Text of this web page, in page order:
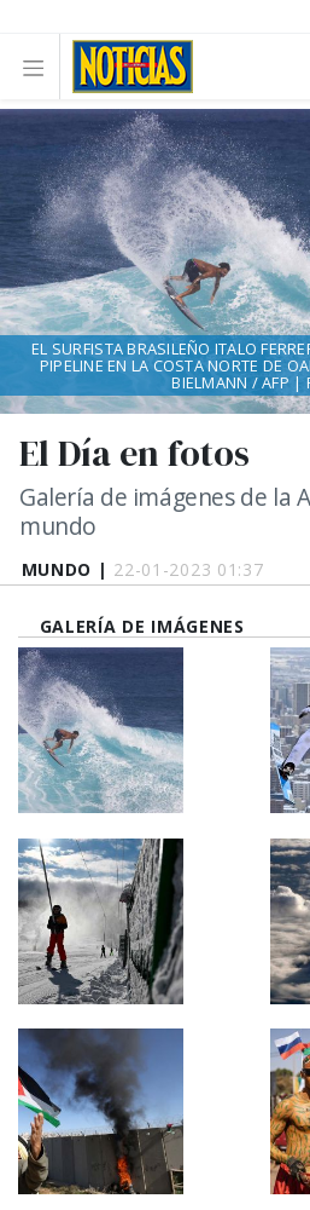
MUNDO | 22-01-2023 01:37
El Día en fotos
Galería de imágenes de la
mundo
EL SURFISTA BRASILEÑO ITALO
PIPELINE EN LA COSTA NORTE DE
BIELMANN / AFP |
GALERÍA DE IMÁGENES